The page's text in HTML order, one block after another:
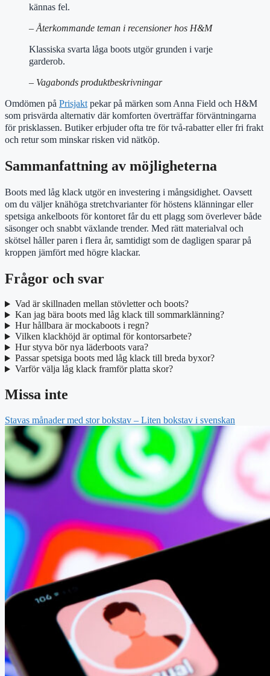
kännas fel.
– Återkommande teman i recensioner hos H&M
Klassiska svarta låga boots utgör grunden i varje
garderob.
– Vagabonds produktbeskrivningar
Omdömen på Prisjaktpekar på märken som Anna Field och H&M
som prisvärda alternativ där komforten överträffar förväntningarna
för prisklassen. Butiker erbjuder ofta tre för två-rabatter eller fri frakt
och retur som minskar risken vid nätköp.
Sammanfattning av möjligheterna
Boots med låg klack utgör en investering i mångsidighet. Oavsett
om du väljer knähöga stretchvarianter för höstens klänningar eller
spetsiga ankelboots för kontoret får du ett plagg som överlever både
säsonger och snabbt växlande trender. Med rätt materialval och
skötsel håller paren i flera år, samtidigt som de dagligen sparar på
kroppen jämfört med högre klackar.
Frågor och svar
Vad är skillnaden mellan stövletter och boots?
Kan jag bära boots med låg klack till sommarklänning?
Hur hållbara är mockaboots i regn?
Vilken klackhöjd är optimal för kontorsarbete?
Hur styva bör nya läderboots vara?
Passar spetsiga boots med låg klack till breda byxor?
Varför välja låg klack framför platta skor?
Missa inte
Stavas månader med stor bokstav – Liten bokstav i svenskan